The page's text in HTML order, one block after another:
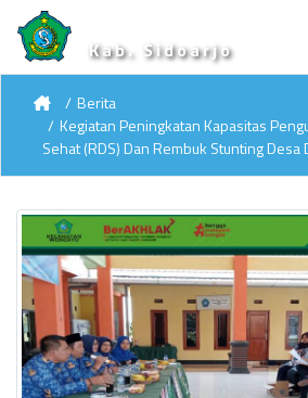
Kab. Sidoarjo
Berita
Kegiatan Peningkatan Kapasitas
Sehat (RDS) Dan Rembuk Stunting Desa